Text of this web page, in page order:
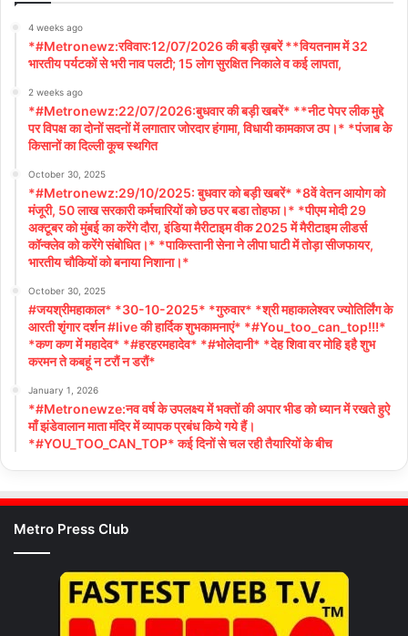
4 weeks ago
*#Metronewz:रविवार:12/07/2026 की बड़ी ख़बरें **वियतनाम में 32
भारतीय पर्यटकों से भरी नाव पलटी; 15 लोग सुरक्षित निकाले व कई लापता,
2 weeks ago
*#Metronewz:22/07/2026:बुधवार की बड़ी खबरें* **नीट पेपर लीक मुद्दे
पर विपक्ष का दोनों सदनों में लगातार जोरदार हंगामा, विधायी कामकाज ठप।* *पंजाब के
किसानों का दिल्ली कूच स्थगित
October 30, 2025
*#Metronewz:29/10/2025: बुधवार को बड़ी खबरें* *8वें वेतन आयोग को
मंजूरी, 50 लाख सरकारी कर्मचारियों को छठ पर बडा तोहफा।* *पीएम मोदी 29
अक्टूबर को मुंबई का करेंगे दौरा, इंडिया मैरीटाइम वीक 2025 में मैरीटाइम लीडर्स
कॉन्क्लेव को करेंगे संबोधित।* *पाकिस्तानी सेना ने लीपा घाटी में तोड़ा सीजफायर,
भारतीय चौकियों को बनाया निशाना।*
October 30, 2025
#जयश्रीमहाकाल* *30-10-2025* *गुरुवार* *श्री महाकालेश्वर ज्योतिर्लिंग के
आरती शृंगार दर्शन #live की हार्दिक शुभकामनाएं* *#You_too_can_top!!!*
*कण कण में महादेव* *#हरहरमहादेव* *#भोलेदानी* *देह शिवा वर मोहि इहै शुभ
करमन ते कबहूं न टरौं न डरौं*
January 1, 2026
*#Metronewze:नव वर्ष के उपलक्ष्य में भक्तों की अपार भीड को ध्यान में रखते हुऐ
माँ झंडेवालान माता मंदिर में व्यापक प्रबंध किये गये हैं।
*#YOU_TOO_CAN_TOP* कई दिनों से चल रही तैयारियों के बीच
Metro Press Club